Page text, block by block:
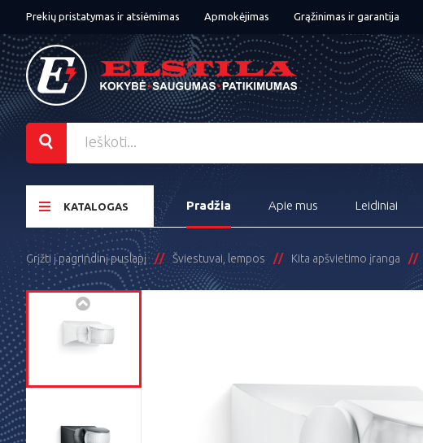
Prekių pristatymas ir atsiėmimas Apmokėjimas Grąžinimas ir garantija
KATALOGAS Pradžia Apie mus Leidiniai
Grįžti į pagrindinį puslapį Šviestuvai, lempos Kita apšvietimo įranga